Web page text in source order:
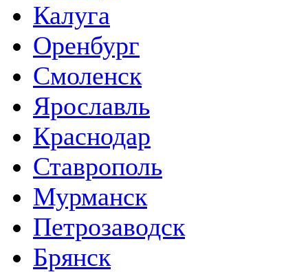
Калуга
Оренбург
Смоленск
Ярославль
Краснодар
Ставрополь
Мурманск
Петрозаводск
Брянск